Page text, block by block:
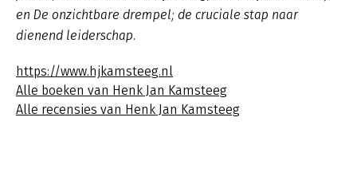
en De onzichtbare drempel; de cruciale stap naar
dienend leiderschap.
https://www.hjkamsteeg.nl
Alle boeken van Henk Jan Kamsteeg
Alle recensies van Henk Jan Kamsteeg